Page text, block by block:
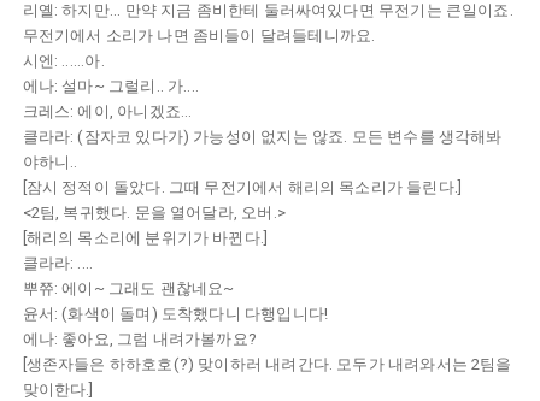
리옐: 하지만... 만약 지금 좀비한테 둘러싸여있다면 무전기는 큰일이죠.
무전기에서 소리가 나면 좀비들이 달려들테니까요.
시엔: ......아.
에나: 설마~ 그럴리.. 가....
크레스: 에이, 아니겠죠...
클라라: (잠자코 있다가) 가능성이 없지는 않죠. 모든 변수를 생각해봐
야하니..
[잠시 정적이 돌았다. 그때 무전기에서 해리의 목소리가 들린다.]
<2팀, 복귀했다. 문을 열어달라, 오버.>
[해리의 목소리에 분위기가 바뀐다.]
클라라: ....
뿌쮸: 에이~ 그래도 괜찮네요~
윤서: (화색이 돌며) 도착했다니 다행입니다!
에나: 좋아요, 그럼 내려가볼까요?
[생존자들은 하하호호(?) 맞이하러 내려간다. 모두가 내려와서는 2팀을
맞이한다.]